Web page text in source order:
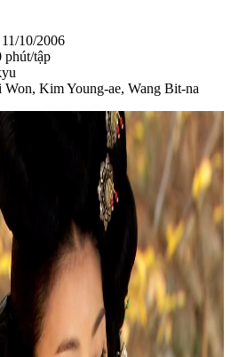
10/2006
phút/tập
Kim Young-ae, Wang Bit-na